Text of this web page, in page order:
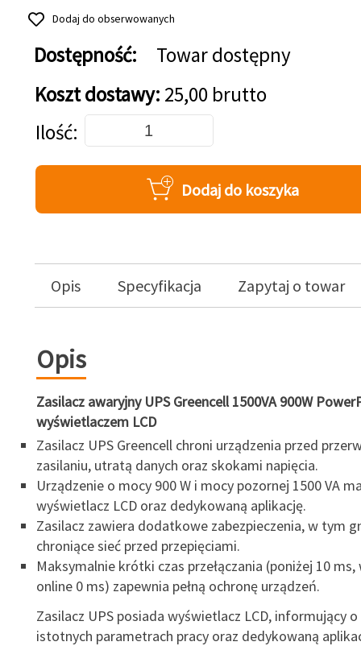
Dodaj do obserwowanych
Dostępność:
Towar dostępny
Koszt dostawy: 25,00 brutto
Dodaj do koszyka
Ilość
Dodaj do koszyka
Opis Specyfikacja Zapytaj o towar
Opis
Zasilacz awaryjny UPS Greencell 1500VA 900W
wyświetlaczem LCD
Zasilacz UPS Greencell chroni urządzenia przed
zasilaniu, utratą danych oraz skokami napięcia.
Urządzenie o mocy 900 W i mocy pozornej 1500 VA
wyświetlacz LCD oraz dedykowaną aplikację.
Zasilacz zawiera dodatkowe zabezpieczenia, w tym
chroniące sieć przed przepięciami.
Maksymalnie krótki czas przełączania (poniżej 10 ms,
online 0 ms) zapewnia pełną ochronę urządzeń.
Zasilacz UPS posiada wyświetlacz LCD, informujący
istotnych parametrach pracy oraz dedykowaną